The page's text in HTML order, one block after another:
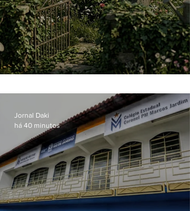
Jornal Daki
há 40 minutos